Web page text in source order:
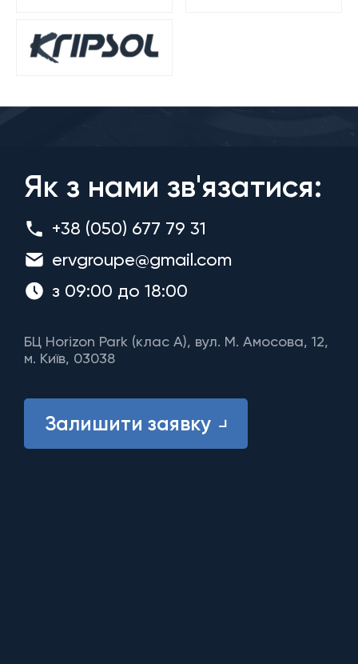
Як з нами зв'язатися:
+38 (050) 677 79 31
ervgroupe@gmail.com
з 09:00 до 18:00
БЦ Horizon Park (клас A), вул. М. Амосова, 12,
м. Київ, 03038
Залишити заявку